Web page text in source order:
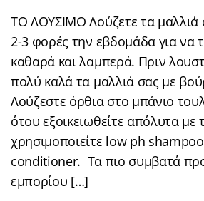
ΤΟ ΛΟΥΣΙΜΟ Λούζετε τα μαλλιά
2-3 φορές την εβδομάδα για να
καθαρά και λαμπερά. Πριν
πολύ καλά τα μαλλιά σας με
Λούζεστε όρθια στο μπάνιο
ότου εξοικειωθείτε απόλυτα
χρησιμοποιείτε low ph
conditioner. Τα πιο συμβατά
εμπορίου […]